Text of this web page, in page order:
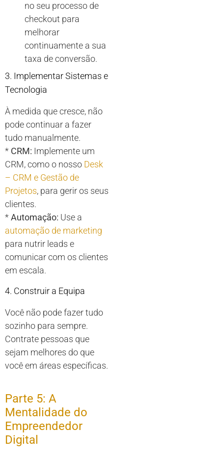
no seu processo de
checkout para
melhorar
continuamente a sua
taxa de conversão.
3. Implementar Sistemas e
Tecnologia
À medida que cresce, não
pode continuar a fazer
tudo manualmente.
* CRM: Implemente um
CRM, como o nosso Desk
– CRM e Gestão de
Projetos, para gerir os seus
clientes.
*Automação: Use a
automação de marketing
para nutrir leads e
comunicar com os clientes
em escala.
4. Construir a Equipa
Você não pode fazer tudo
sozinho para sempre.
Contrate pessoas que
sejam melhores do que
você em áreas específicas.
Parte 5: A
Mentalidade do
Empreendedor
Digital